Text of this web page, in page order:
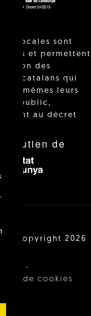
locales sont
et permettent
des
catalans qui
eux-mêmes leurs
au public,
au décret
soutien de
| Copyright 2026
·
de cookies